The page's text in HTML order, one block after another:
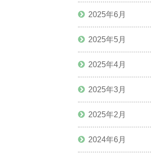
2025年6月
2025年5月
2025年4月
2025年3月
2025年2月
2024年6月